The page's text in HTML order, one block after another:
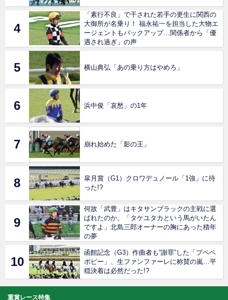
「素行不良」で干された若手の更生に関西の
大御所が名乗り！ 福永祐一を担当した大物エ
ージェントもバックアップ…関係者から「優
遇され過ぎ」の声
横山典弘「あの乗り方はやめろ」
浜中俊「哀愁」の1年
崩れ始めた「影の王」
皐月賞（G1）クロワデュノール「1強」に待
った!?
何故「武豊」はキタサンブラックの主戦に選
ばれたのか。「タケユタカという馬がいたん
ですよ」北島三郎オーナーの胸にあった積年
の夢
函館記念（G3）作曲者も“謝罪”した「プペペ
ポピー」、生ファンファーレに称賛の嵐…平
穏決着は必然だった!?
重賞レース特集